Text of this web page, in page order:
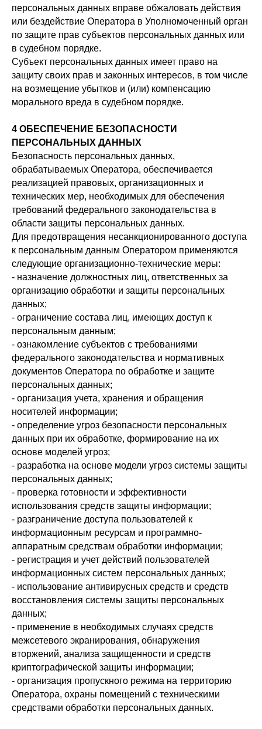
персональных данных вправе обжаловать действия
или бездействие Оператора в Уполномоченный орган
по защите прав субъектов персональных данных или
в судебном порядке.
Субъект персональных данных имеет право на
защиту своих прав и законных интересов, в том числе
на возмещение убытков и (или) компенсацию
морального вреда в судебном порядке.
4 ОБЕСПЕЧЕНИЕ БЕЗОПАСНОСТИ
ПЕРСОНАЛЬНЫХ ДАННЫХ
Безопасность персональных данных,
обрабатываемых Оператора, обеспечивается
реализацией правовых, организационных и
технических мер, необходимых для обеспечения
требований федерального законодательства в
области защиты персональных данных.
Для предотвращения несанкционированного доступа
к персональным данным Оператором применяются
следующие организационно-технические меры:
- назначение должностных лиц, ответственных за
организацию обработки и защиты персональных
данных;
- ограничение состава лиц, имеющих доступ к
персональным данным;
- ознакомление субъектов с требованиями
федерального законодательства и нормативных
документов Оператора по обработке и защите
персональных данных;
- организация учета, хранения и обращения
носителей информации;
- определение угроз безопасности персональных
данных при их обработке, формирование на их
основе моделей угроз;
- разработка на основе модели угроз системы защиты
персональных данных;
- проверка готовности и эффективности
использования средств защиты информации;
- разграничение доступа пользователей к
информационным ресурсам и программно-
аппаратным средствам обработки информации;
- регистрация и учет действий пользователей
информационных систем персональных данных;
- использование антивирусных средств и средств
восстановления системы защиты персональных
данных;
- применение в необходимых случаях средств
межсетевого экранирования, обнаружения
вторжений, анализа защищенности и средств
криптографической защиты информации;
- организация пропускного режима на территорию
Оператора, охраны помещений с техническими
средствами обработки персональных данных.